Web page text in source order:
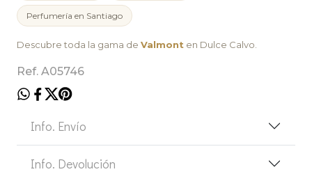
Perfumería en Santiago
Descubre toda la gama de Valmont en Dulce Calvo.
Ref. A05746
Info. Envío
Info. Devolución